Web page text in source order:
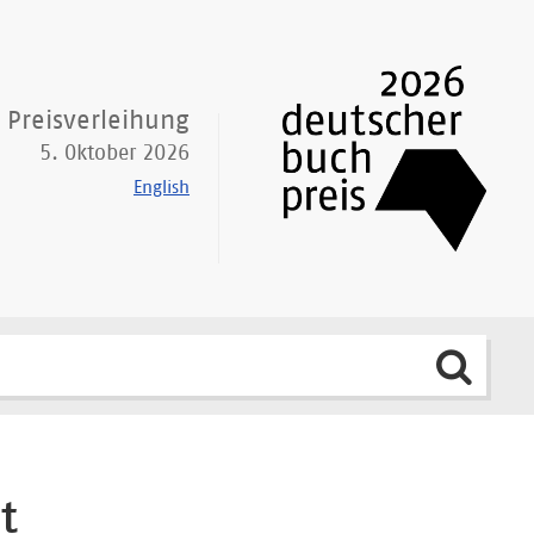
Preisverleihung
5. Oktober 2026
English